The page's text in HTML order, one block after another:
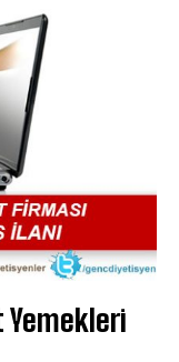
Yemekleri